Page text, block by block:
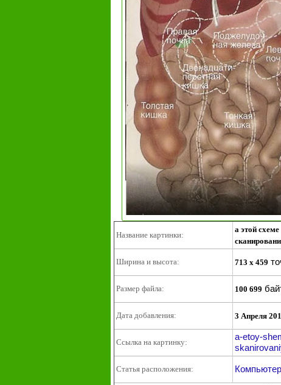
Название картинки:
а этой
Ширина и высота: 713 x 459
Размер файла: 100 699
Дата добавления: 3 Апреля
Ссылка на картинку:
a-etoy-
Статья расположения: